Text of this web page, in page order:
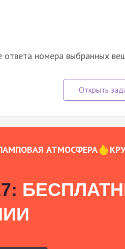
ответа номера выбранных
АТМОСФЕРА